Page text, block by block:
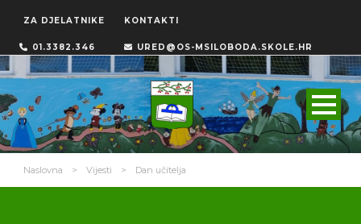
ZA DJELATNIKE KONTAKTI
01.3382.346 URED@OS-MSILOBODA.SKOLE.HR
Naslovna > Vijesti > Dan učitelja